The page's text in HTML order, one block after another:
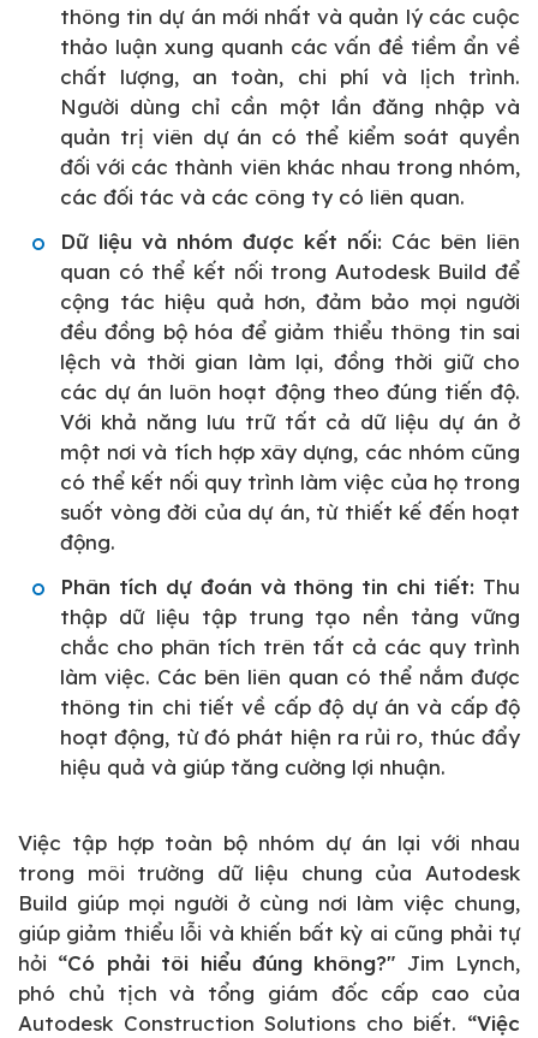
thông tin dự án mới nhất và quản lý các cuộc
thảo luận xung quanh các vấn đề tiềm ẩn về
chất lượng, an toàn, chi phí và lịch trình.
Người dùng chỉ cần một lần đăng nhập và
quản trị viên dự án có thể kiểm soát quyền
đối với các thành viên khác nhau trong nhóm,
các đối tác và các công ty có liên quan.
Dữ liệu và nhóm được kết nối: Các bên liên
quan có thể kết nối trong Autodesk Build để
cộng tác hiệu quả hơn, đảm bảo mọi người
đều đồng bộ hóa để giảm thiểu thông tin sai
lệch và thời gian làm lại, đồng thời giữ cho
các dự án luôn hoạt động theo đúng tiến độ.
Với khả năng lưu trữ tất cả dữ liệu dự án ở
một nơi và tích hợp xây dựng, các nhóm cũng
có thể kết nối quy trình làm việc của họ trong
suốt vòng đời của dự án, từ thiết kế đến hoạt
động.
Phân tích dự đoán và thông tin chi tiết: Thu
thập dữ liệu tập trung tạo nền tảng vững
chắc cho phân tích trên tất cả các quy trình
làm việc. Các bên liên quan có thể nắm được
thông tin chi tiết về cấp độ dự án và cấp độ
hoạt động, từ đó phát hiện ra rủi ro, thúc đẩy
hiệu quả và giúp tăng cường lợi nhuận.
Việc tập hợp toàn bộ nhóm dự án lại với nhau
trong môi trường dữ liệu chung của Autodesk
Build giúp mọi người ở cùng nơi làm việc chung,
giúp giảm thiểu lỗi và khiến bất kỳ ai cũng phải tự
hỏi “Có phải tôi hiểu đúng không?" Jim Lynch,
phó chủ tịch và tổng giám đốc cấp cao của
Autodesk Construction Solutions cho biết. “Việc